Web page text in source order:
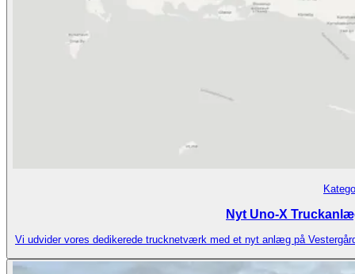
Nyt Uno-X
Vi udvider vores dedikerede trucknetværk med et nyt anlæg på